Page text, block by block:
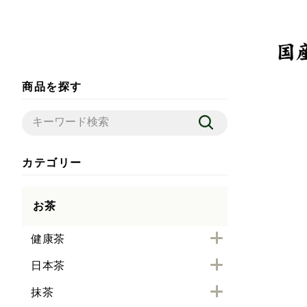
商品を探す
カテゴリー
お茶
健康茶
日本茶
抹茶